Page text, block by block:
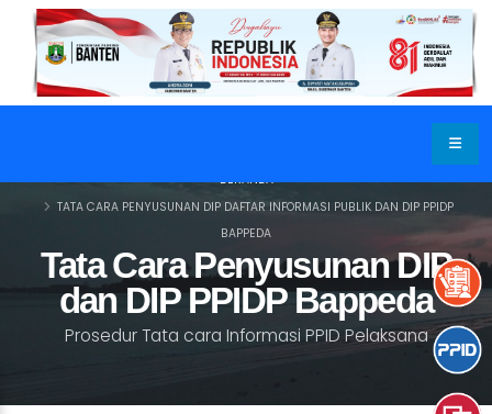
Tata Cara Penyusunan DIP
dan DIP PPIDP Bappeda
Prosedur Tata cara Informasi PPID Pelaksana
BERANDA
TATA CARA PENYUSUNAN DIP DAFTAR INFORMASI PUBLIK DAN DIP PPIDP
BAPPEDA